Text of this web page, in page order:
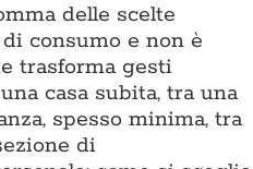
delle scelte
consumo e non è
trasforma gesti
casa subita, tra una
spesso minima, tra
di